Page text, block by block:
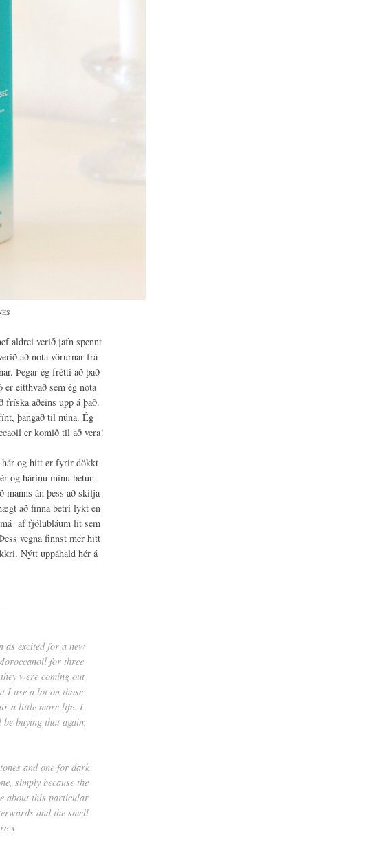
aldrei verið jafn spennt
að nota vörurnar frá
Þegar ég frétti að það
eitthvað sem ég nota
aðeins upp á það.
þangað til núna. Ég
er komið til að vera!
og hitt er fyrir dökkt
og hárinu mínu betur.
manns án þess að skilja
að finna betri lykt en
af fjólubláum lit sem
vegna finnst mér hitt
Nýtt uppáhald hér á
as excited for a new
for three
were coming out
I use a lot on those
a little more life. I
buying that again,
and one for dark
simply because the
about this particular
and the smell
x